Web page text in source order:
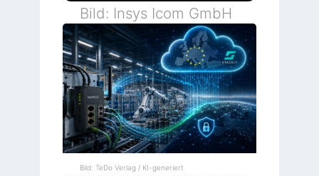
Bild: Insys Icom GmbH
Bild: TeDo Verlag / KI-generiert